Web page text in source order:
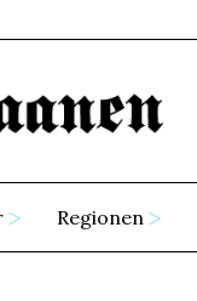
Regionen